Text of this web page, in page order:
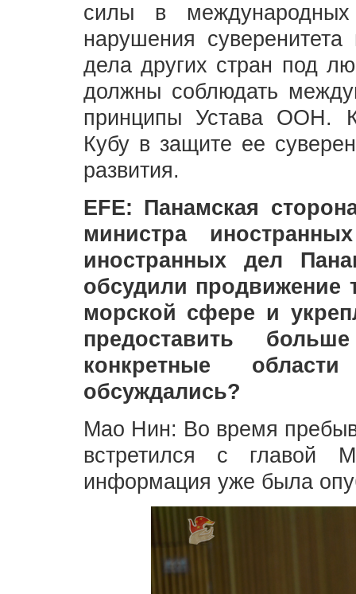
силы в
нарушения
дела других стран под
должны соблюдать
принципы Устава ООН.
Кубу в защите ее
развития.
EFE: Панамская
министра
иностранных дел
обсудили продвижение
морской сфере и
предоставить
конкретные
обсуждались?
Мао Нин: Во время
встретился с главой
информация уже была